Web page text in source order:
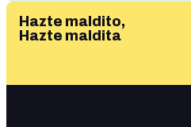
Hazte maldito,
Hazte maldita